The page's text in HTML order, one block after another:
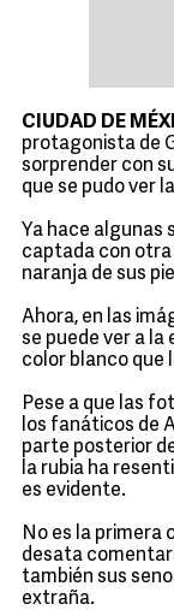
CIUDAD DE
protagonista de
sorprender con
que se pudo ver
Ya hace algunas
captada con otra
naranja de sus
Ahora, en las
se puede ver a la
color blanco que
Pese a que las
los fanáticos de
parte posterior
la rubia ha
es evidente.
No es la primera
desata
también sus
extraña.